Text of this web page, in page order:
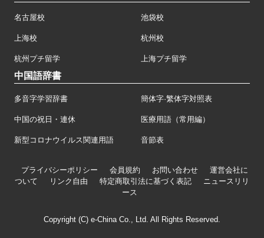
名古屋校 池袋校
上海校 杭州校
杭州プチ留学 上海プチ留学
中国語辞書
多音字学習辞書 簡体字·繁体字対照表
中国の祝日・連休 医療用語（常用編）
新型コロナウイルス関連用語 音節表
プライバシーポリシー 会員規約 お問い合わせ
運営会社に
ついて
リンク自由 特定商取引法に基づく表記
ニュースリリ
ース
Copyright (C) e-China Co., Ltd. All Rights Reserved.